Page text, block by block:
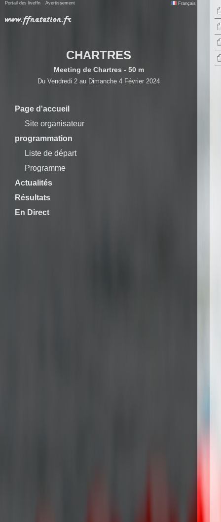
Portail des liveffn Avertissement Français
CHARTRES
Meeting de Chartres - 50 m
Du Vendredi 2 au Dimanche 4 Février 2024
Page d'accueil
Site organisateur
programmation
Liste de départ
Programme
Actualités
Résultats
En Direct